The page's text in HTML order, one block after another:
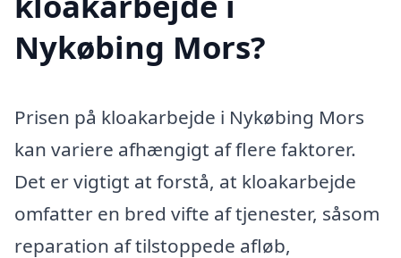
Nykøbing Mors?
Prisen på kloakarbejde i Nykøbing Mors
kan variere afhængigt af flere faktorer.
Det er vigtigt at forstå, at kloakarbejde
omfatter en bred vifte af tjenester, såsom
reparation af tilstoppede afløb,